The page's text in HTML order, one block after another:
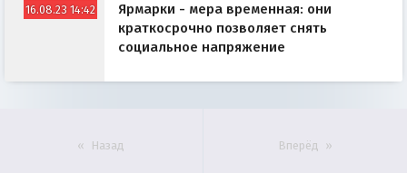
16.08.23 14:42
Ярмарки - мера временная: они
краткосрочно позволяет снять
социальное напряжение
Назад Вперёд